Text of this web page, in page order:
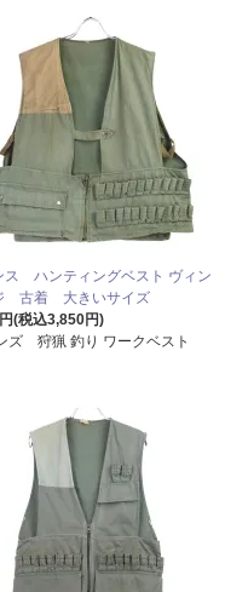
ス ハンティングベスト ヴィン
古着 大きいサイズ
(税込3,850円)
ズ 狩猟 釣り ワークベスト